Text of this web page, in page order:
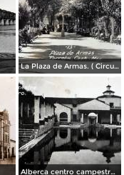
La Plaza de Armas. ( Circulada el 20 de Abril de 1944 ).
Alberca centro campestre lagunero.